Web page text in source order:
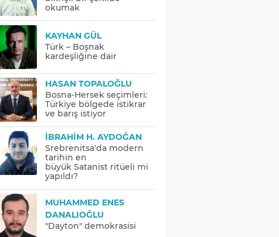
okumak
KAYHAN GÜL
Türk – Boşnak
kardeşliğine dair
HASAN TOPALOĞLU
Bosna-Hersek seçimleri:
Türkiye bölgede istikrar
ve barış istiyor
İBRAHIM H. AYDOĞAN
Srebrenitsa'da modern
tarihin en
büyük Satanist ritüeli mi
yapıldı?
MUHAMMED ENES
DANALIOĞLU
"Dayton" demokrasisi